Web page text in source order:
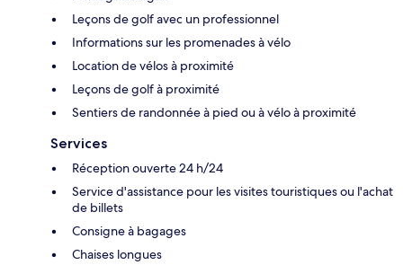
Leçons de golf avec un professionnel
Informations sur les promenades à vélo
Location de vélos à proximité
Leçons de golf à proximité
Sentiers de randonnée à pied ou à vélo à proximité
Services
Réception ouverte 24 h/24
Service d'assistance pour les visites touristiques ou l'achat
de billets
Consigne à bagages
Chaises longues